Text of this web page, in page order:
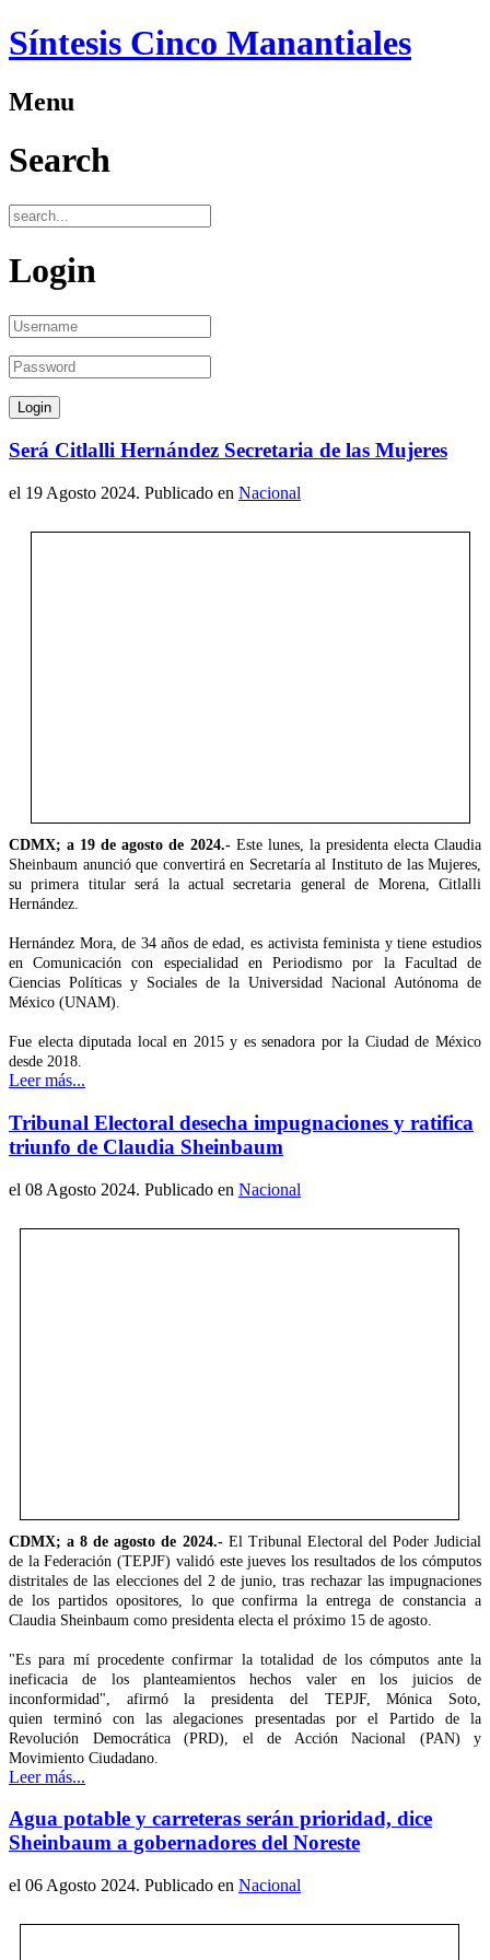
Síntesis Cinco Manantiales
Menu
Search
Login
Será Citlalli Hernández Secretaria de las Mujeres
el 19 Agosto 2024. Publicado en Nacional
CDMX; a 19 de agosto de 2024.-Este lunes, la presidenta electa Claudia
Sheinbaum anunció que convertirá en Secretaría al Instituto de las Mujeres,
su primera titular será la actual secretaria general de Morena, Citlalli
Hernández.
Hernández Mora, de 34 años de edad, es activista feminista y tiene estudios
en Comunicación con especialidad en Periodismo por la Facultad de
Ciencias Políticas y Sociales de la Universidad Nacional Autónoma de
México (UNAM).
Fue electa diputada local en 2015 y es senadora por la Ciudad de México
desde 2018.
Leer más...
Tribunal Electoral desecha impugnaciones y ratifica
triunfo de Claudia Sheinbaum
el 08 Agosto 2024. Publicado en Nacional
CDMX; a 8 de agosto de 2024.-El Tribunal Electoral del Poder Judicial
de la Federación (TEPJF) validó este jueves los resultados de los cómputos
distritales de las elecciones del 2 de junio, tras rechazar las impugnaciones
de los partidos opositores, lo que confirma la entrega de constancia a
Claudia Sheinbaum como presidenta electa el próximo 15 de agosto.
"Es para mí procedente confirmar la totalidad de los cómputos ante la
ineficacia de los planteamientos hechos valer en los juicios de
inconformidad", afirmó la presidenta del TEPJF, Mónica Soto,
quien terminó con las alegaciones presentadas por el Partido de la
Revolución Democrática (PRD), el de Acción Nacional (PAN) y
Movimiento Ciudadano.
Leer más...
Agua potable y carreteras serán prioridad, dice
Sheinbaum a gobernadores del Noreste
el 06 Agosto 2024. Publicado en Nacional